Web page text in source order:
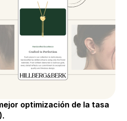
optimización de la tasa